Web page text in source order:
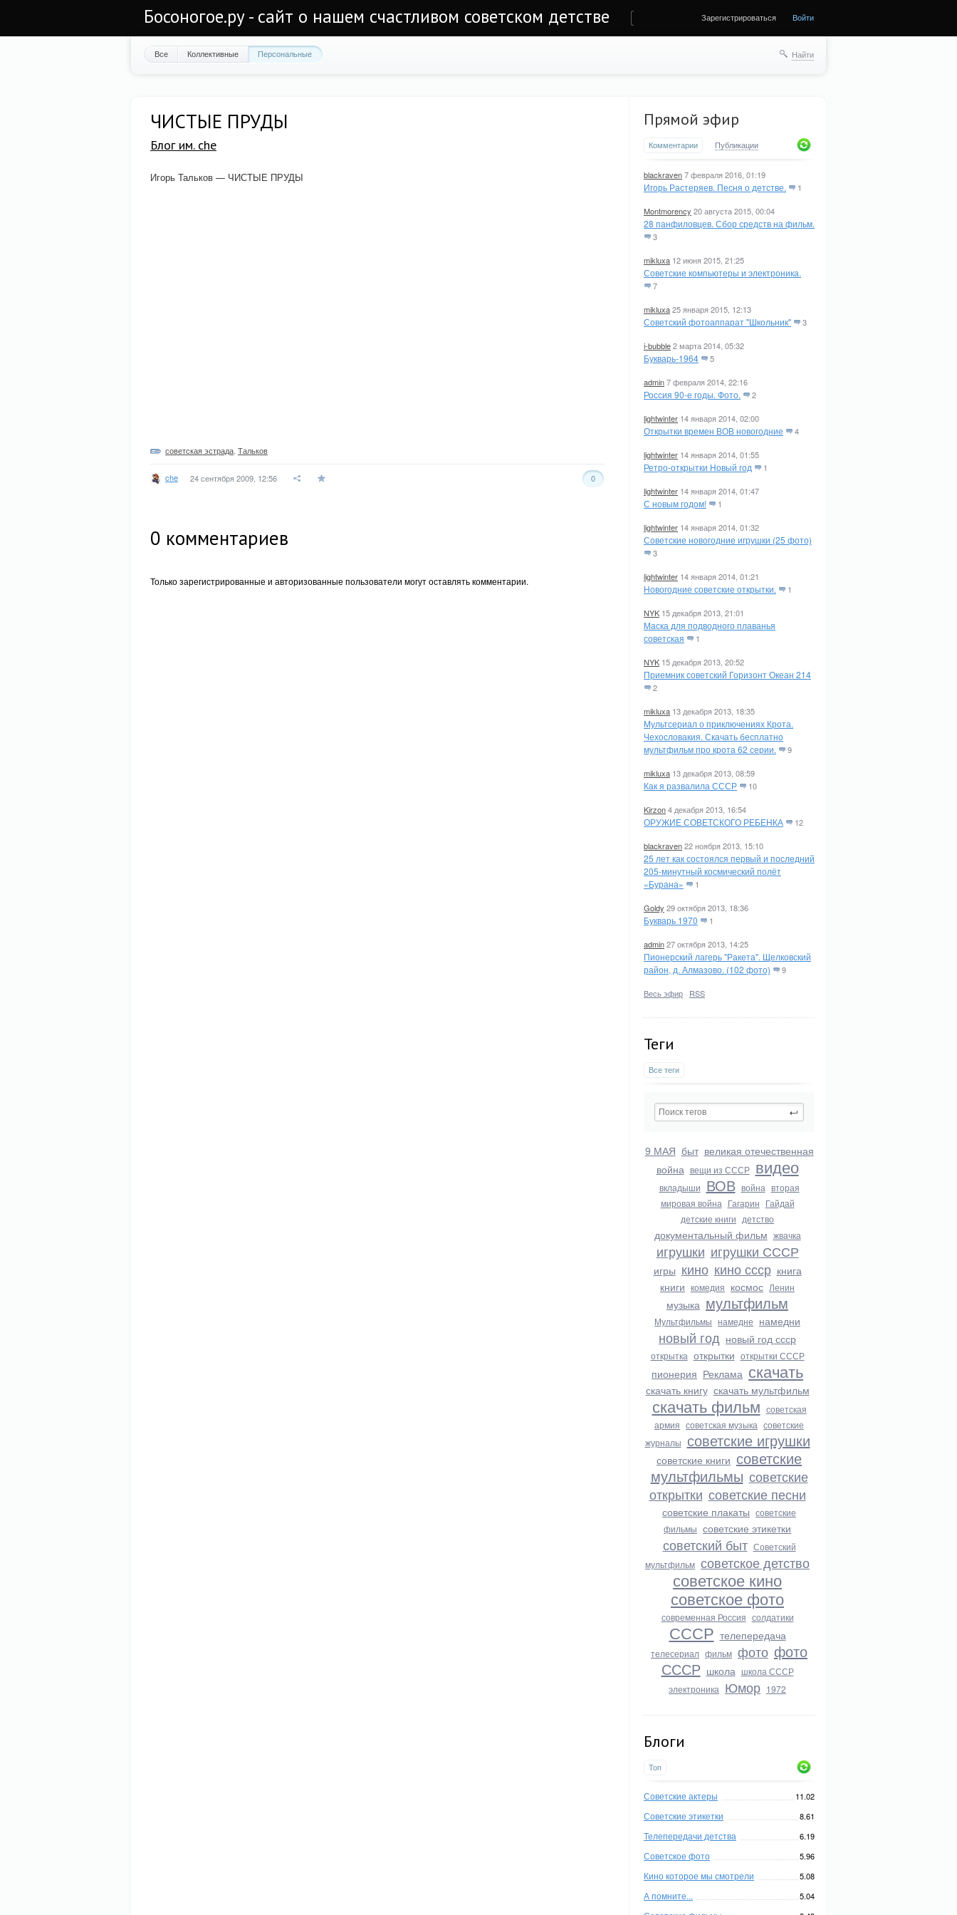
Босоногое.ру - сайт о нашем счастливом советском детстве Зарегистрироваться Войти
Все Коллективные Персональные Найти
Прямой эфир
Комментарии Публикации
blackraven7 февраля 2016, 01:19
Игорь Растеряев. Песня о детстве. 1
Montmorency 20 августа 2015, 00:04
28 панфиловцев. Сбор средств на фильм.
3
mikluxa 12 июня 2015, 21:25
Советские компьютеры и электроника.
7
mikluxa25 января 2015, 12:13
Советский фотоаппарат "Школьник" 3
i-bubble2 марта 2014, 05:32
Букварь-1964 5
admin7 февраля 2014, 22:16
Россия 90-е годы. Фото. 2
lightwinter 14 января 2014, 02:00
Открытки времен ВОВ новогодние 4
lightwinter 14 января 2014, 01:55
Ретро-открытки Новый год 1
lightwinter 14 января 2014, 01:47
С новым годом! 1
lightwinter 14 января 2014, 01:32
Советские новогодние игрушки (25 фото)
3
lightwinter 14 января 2014, 01:21
Новогодние советские открытки. 1
NYK 15 декабря 2013, 21:01
Маска для подводного плаванья
советская
1
NYK 15 декабря 2013, 20:52
Приемник советский Горизонт Океан 214
2
mikluxa 13 декабря 2013, 18:35
Мультсериал о приключениях Крота.
Чехословакия. Скачать бесплатно
мультфильм про крота 62 серии.
9
mikluxa 13 декабря 2013, 08:59
Как я развалила СССР 10
Kirzon4 декабря 2013, 16:54
ОРУЖИЕ СОВЕТСКОГО РЕБЕНКА 12
blackraven22 ноября 2013, 15:10
25 лет как состоялся первый и последний
205-минутный космический полёт
«Бурана»
1
Goldy 29 октября 2013, 18:36
Букварь 1970 1
admin27 октября 2013, 14:25
Пионерский лагерь "Ракета". Щелковский
район, д. Алмазово. (102 фото)
9
Весь эфир · RSS
Теги
Все теги
9 МАЯ быт великая отечественная
война вещи из СССР видео
вкладыши ВОВ война вторая
мировая война Гагарин Гайдай
детские книги детство
документальный фильм жвачка
игрушки игрушки СССР
игры кино кино ссср книга
книги комедия космос Ленин
музыка мультфильм
Мультфильмы намедне намедни
новый год новый год ссср
открытка открытки открытки СССР
пионерия Реклама скачать
скачать книгу скачать мультфильм
скачать фильм советская
армия советская музыка советские
журналы советские игрушки
советские книги советские
мультфильмы советские
открытки советские песни
советские плакаты советские
фильмы советские этикетки
советский быт Советский
мультфильм советское детство
советское кино
советское фото
современная Россия солдатики
СССР телепередача
телесериал фильм фото фото
СССР школа школа СССР
электроника Юмор 1972
Блоги
Топ
Советские актеры 11.02
Советские этикетки 8.61
Телепередачи детства 6.19
Советское фото 5.96
Кино которое мы смотрели 5.08
А помните... 5.04
ЧИСТЫЕ ПРУДЫ
Блог им. che
Игорь Тальков — ЧИСТЫЕ ПРУДЫ
советская эстрада Тальков
che 24 сентября 2009, 12:56 0
0 комментариев
Только зарегистрированные и авторизованные пользователи могут оставлять комментарии.